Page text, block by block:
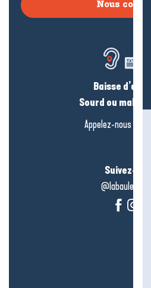
Nous
Baisse
Sourd ou
Appelez-nous en
Suivez-